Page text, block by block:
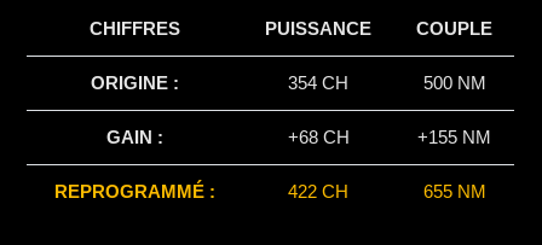
CHIFFRES PUISSANCE COUPLE
ORIGINE : 354 CH 500 NM
GAIN : +68 CH +155 NM
REPROGRAMMÉ : 422 CH 655 NM